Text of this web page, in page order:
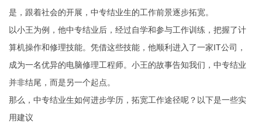
是，跟着社会的开展，中专结业生的工作前景逐步拓宽。
以小王为例，他中专结业后，经过自学和参与工作训练，把握了计
算机操作和修理技能。凭借这些技能，他顺利进入了一家IT公司，
成为一名优异的电脑修理工程师。小王的故事告知我们，中专结业
并非结尾，而是另一个起点。
那么，中专结业生如何进步学历，拓宽工作途径呢？以下是一些实
用建议